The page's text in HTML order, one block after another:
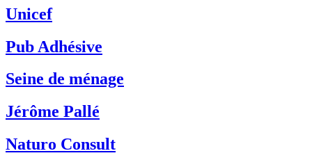
Unicef
Pub Adhésive
Seine de ménage
Jérôme Pallé
Naturo Consult